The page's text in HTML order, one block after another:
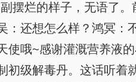
摆烂的样子，无语了
：还想怎么样？鸿冥
使哦~感谢灌溉营养液
初级解毒丹。这话听